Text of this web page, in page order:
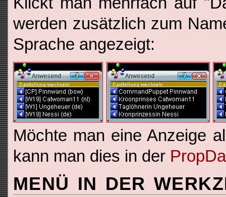
werden zusätzlich zum
Sprache angezeigt:
Möchte man eine Anzeige
kann man dies in der
MENÜ IN DER